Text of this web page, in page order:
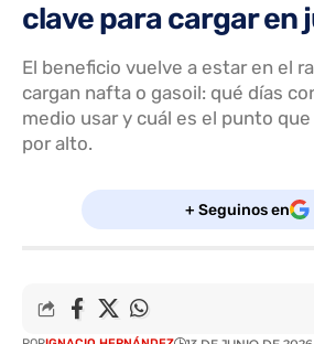
clave para cargar en
El beneficio vuelve a estar en el
cargan nafta o gasoil: qué días
medio usar y cuál es el punto
por alto.
+ Seguinos en